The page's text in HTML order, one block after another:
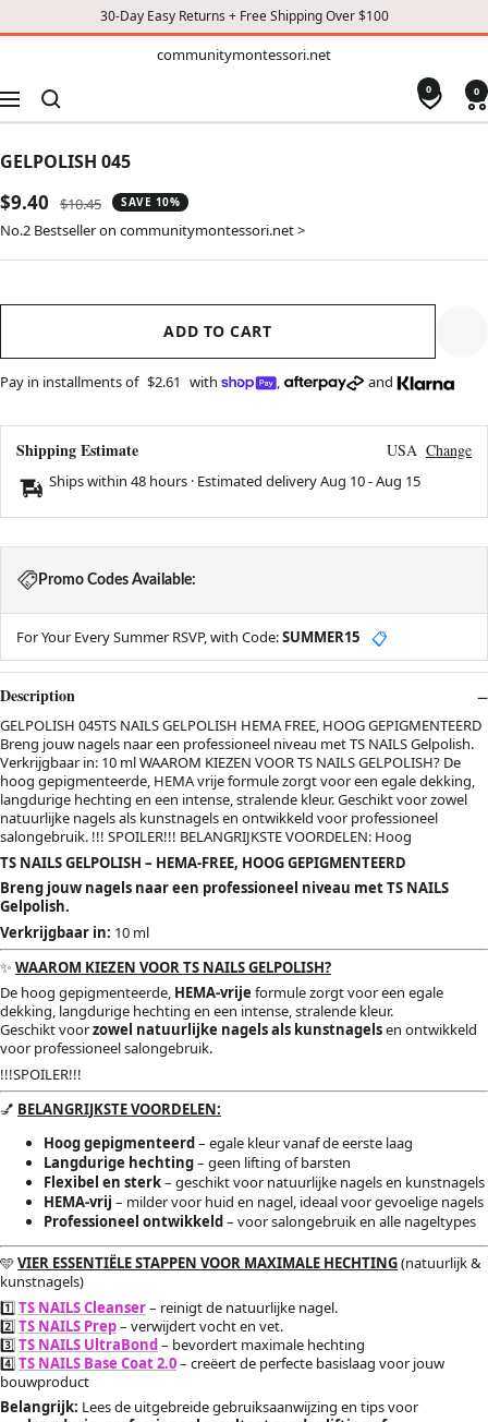
30-Day Easy Returns + Free Shipping Over $100
communitymontessori.net
Navigation
0 0
GELPOLISH 045
Sale
price
$9.40
Regular
price
$10.45 SAVE 10%
No.2 Bestseller on communitymontessori.net >
ADD TO CART
Pay in installments of $2.61 with , and
Shipping Estimate USA Change
Ships within 48 hours · Estimated deliveryAug 10-Aug 15
Promo Codes Available:
For Your Every Summer RSVP, with Code:SUMMER15 📋
Description
GELPOLISH 045TS NAILS GELPOLISH HEMA FREE, HOOG GEPIGMENTEERD
Breng jouw nagels naar een professioneel niveau met TS NAILS Gelpolish.
Verkrijgbaar in: 10 ml WAAROM KIEZEN VOOR TS NAILS GELPOLISH? De
hoog gepigmenteerde, HEMA vrije formule zorgt voor een egale dekking,
langdurige hechting en een intense, stralende kleur. Geschikt voor zowel
natuurlijke nagels als kunstnagels en ontwikkeld voor professioneel
salongebruik. !!! SPOILER!!! BELANGRIJKSTE VOORDELEN: Hoog
TS NAILS GELPOLISH – HEMA-FREE, HOOG GEPIGMENTEERD
Breng jouw nagels naar een professioneel niveau met TS NAILS
Gelpolish.
Verkrijgbaar in: 10 ml
✨ WAAROM KIEZEN VOOR TS NAILS GELPOLISH?
De hoog gepigmenteerde, HEMA-vrije formule zorgt voor een egale
dekking, langdurige hechting en een intense, stralende kleur.
Geschikt voorzowel natuurlijke nagels als kunstnagelsen ontwikkeld
voor professioneel salongebruik.
!!!SPOILER!!!
💅 BELANGRIJKSTE VOORDELEN:
Hoog gepigmenteerd– egale kleur vanaf de eerste laag
Langdurige hechting– geen lifting of barsten
Flexibel en sterk– geschikt voor natuurlijke nagels en kunstnagels
HEMA-vrij – milder voor huid en nagel, ideaal voor gevoelige nagels
Professioneel ontwikkeld– voor salongebruik en alle nageltypes
🩵VIER ESSENTIËLE STAPPEN VOOR MAXIMALE HECHTING(natuurlijk &
kunstnagels)
1️⃣TS NAILS Cleanser– reinigt de natuurlijke nagel.
2️⃣TS NAILS Prep– verwijdert vocht en vet.
3️⃣TS NAILS UltraBond– bevordert maximale hechting
4️⃣TS NAILS Base Coat 2.0– creëert de perfecte basislaag voor jouw
bouwproduct
Belangrijk: Lees de uitgebreide gebruiksaanwijzing en tips voor